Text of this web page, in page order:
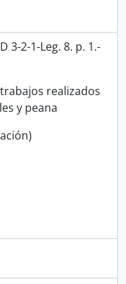
3-2-1-Leg. 8. p. 1.-
realizados
y peana